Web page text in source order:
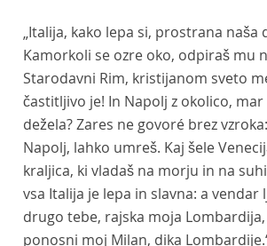
„Italija, kako lepa si, prostrana naša
Kamorkoli se ozre oko, odpiraš mu
Starodavni Rim, kristijanom sveto
častitljivo je! In Napolj z okolico,
dežela? Zares ne govoré brez
Napolj, lahko umreš. Kaj šele
kraljica, ki vladaš na morju in na
vsa Italija je lepa in slavna: a vendar
drugo tebe, rajska moja
ponosni moj Milan, dika